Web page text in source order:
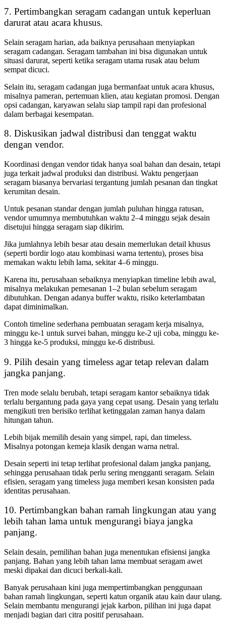
7. Pertimbangkan seragam cadangan untuk keperluan
darurat atau acara khusus.
Selain seragam harian, ada baiknya perusahaan menyiapkan
seragam cadangan. Seragam tambahan ini bisa digunakan untuk
situasi darurat, seperti ketika seragam utama rusak atau belum
sempat dicuci.
Selain itu, seragam cadangan juga bermanfaat untuk acara khusus,
misalnya pameran, pertemuan klien, atau kegiatan promosi. Dengan
opsi cadangan, karyawan selalu siap tampil rapi dan profesional
dalam berbagai kesempatan.
8. Diskusikan jadwal distribusi dan tenggat waktu
dengan vendor.
Koordinasi dengan vendor tidak hanya soal bahan dan desain, tetapi
juga terkait jadwal produksi dan distribusi. Waktu pengerjaan
seragam biasanya bervariasi tergantung jumlah pesanan dan tingkat
kerumitan desain.
Untuk pesanan standar dengan jumlah puluhan hingga ratusan,
vendor umumnya membutuhkan waktu 2–4 minggu sejak desain
disetujui hingga seragam siap dikirim.
Jika jumlahnya lebih besar atau desain memerlukan detail khusus
(seperti bordir logo atau kombinasi warna tertentu), proses bisa
memakan waktu lebih lama, sekitar 4–6 minggu.
Karena itu, perusahaan sebaiknya menyiapkan timeline lebih awal,
misalnya melakukan pemesanan 1–2 bulan sebelum seragam
dibutuhkan. Dengan adanya buffer waktu, risiko keterlambatan
dapat diminimalkan.
Contoh timeline sederhana pembuatan seragam kerja misalnya,
minggu ke-1 untuk survei bahan, minggu ke-2 uji coba, minggu ke-
3 hingga ke-5 produksi, minggu ke-6 distribusi.
9. Pilih desain yang timeless agar tetap relevan dalam
jangka panjang.
Tren mode selalu berubah, tetapi seragam kantor sebaiknya tidak
terlalu bergantung pada gaya yang cepat usang. Desain yang terlalu
mengikuti tren berisiko terlihat ketinggalan zaman hanya dalam
hitungan tahun.
Lebih bijak memilih desain yang simpel, rapi, dan timeless.
Misalnya potongan kemeja klasik dengan warna netral.
Desain seperti ini tetap terlihat profesional dalam jangka panjang,
sehingga perusahaan tidak perlu sering mengganti seragam. Selain
efisien, seragam yang timeless juga memberi kesan konsisten pada
identitas perusahaan.
10. Pertimbangkan bahan ramah lingkungan atau yang
lebih tahan lama untuk mengurangi biaya jangka
panjang.
Selain desain, pemilihan bahan juga menentukan efisiensi jangka
panjang. Bahan yang lebih tahan lama membuat seragam awet
meski dipakai dan dicuci berkali-kali.
Banyak perusahaan kini juga mempertimbangkan penggunaan
bahan ramah lingkungan, seperti katun organik atau kain daur ulang.
Selain membantu mengurangi jejak karbon, pilihan ini juga dapat
menjadi bagian dari citra positif perusahaan.